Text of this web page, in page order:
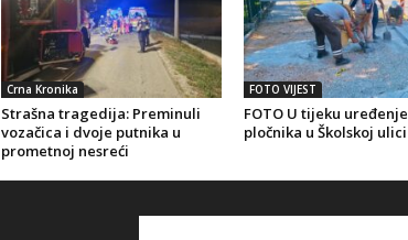
Crna Kronika
Strašna tragedija: Preminuli
vozačica i dvoje putnika u
prometnoj nesreći
FOTO VIJEST
FOTO U tijeku uređenje
pločnika u Školskoj ulici